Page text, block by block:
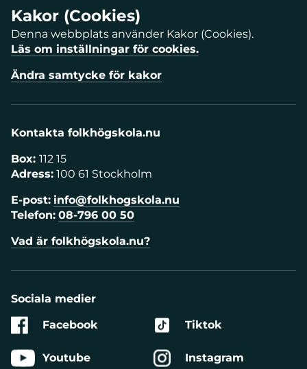
Kakor (Cookies)
Denna webbplats använder Kakor (Cookies).
Läs om inställningar för cookies.
Ändra samtycke för kakor
Kontakta folkhögskola.nu
Box: 112 15
Adress: 100 61 Stockholm
E-post: info@folkhogskola.nu
Telefon: 08-796 00 50
Vad är folkhögskola.nu?
Sociala medier
Facebook
Youtube
Tiktok
Instagram